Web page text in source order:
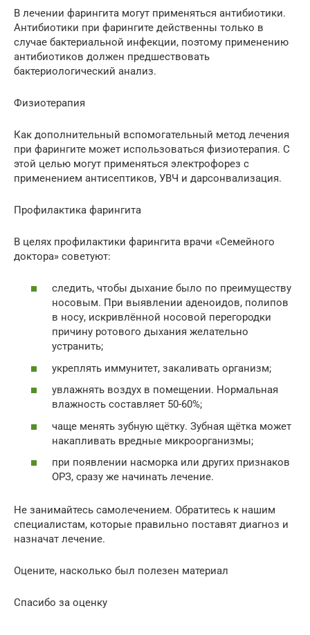
В лечении фарингита могут применяться антибиотики.
Антибиотики при фарингите действенны только в
случае бактериальной инфекции, поэтому применению
антибиотиков должен предшествовать
бактериологический анализ.
Физиотерапия
Как дополнительный вспомогательный метод лечения
при фарингите может использоваться физиотерапия. С
этой целью могут применяться электрофорез с
применением антисептиков, УВЧ и дарсонвализация.
Профилактика фарингита
В целях профилактики фарингита врачи «Семейного
доктора» советуют:
следить, чтобы дыхание было по преимуществу
носовым. При выявлении аденоидов, полипов
в носу, искривлённой носовой перегородки
причину ротового дыхания желательно
устранить;
укреплять иммунитет, закаливать организм;
увлажнять воздух в помещении. Нормальная
влажность составляет 50-60%;
чаще менять зубную щётку. Зубная щётка может
накапливать вредные микроорганизмы;
при появлении насморка или других признаков
ОРЗ, сразу же начинать лечение.
Не занимайтесь самолечением. Обратитесь к нашим
специалистам, которые правильно поставят диагноз и
назначат лечение.
Оцените, насколько был полезен материал
Спасибо за оценку